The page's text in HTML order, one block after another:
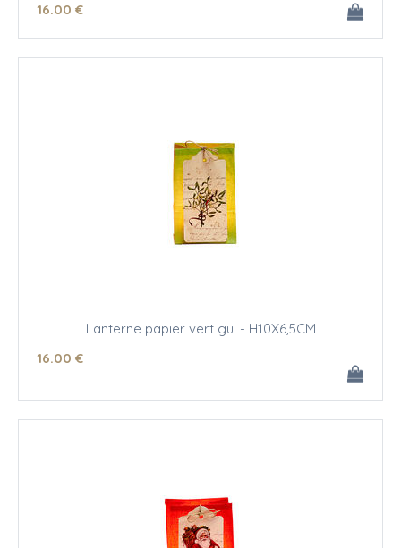
16.00 €
Lanterne papier vert gui - H10X6,5CM
16.00 €